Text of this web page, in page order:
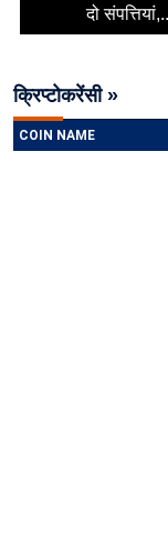
दो
क्रिप्टोकरेंसी »